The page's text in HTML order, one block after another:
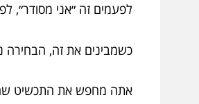
לפעמים זה ״אני מסודר״,
כשמבינים את זה, הבחירה
אתה מחפש את התכשיט